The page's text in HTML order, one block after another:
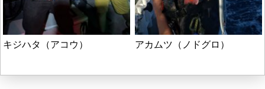
キジハタ（アコウ） アカムツ（ノドグロ）